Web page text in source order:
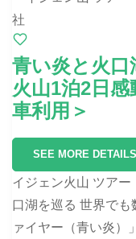
青い炎と火
火山1泊2日
車利用＞
SEE MORE DETAILS
イジェン火山 ツア
口湖を巡る 世界で
ァイヤー（青い炎）